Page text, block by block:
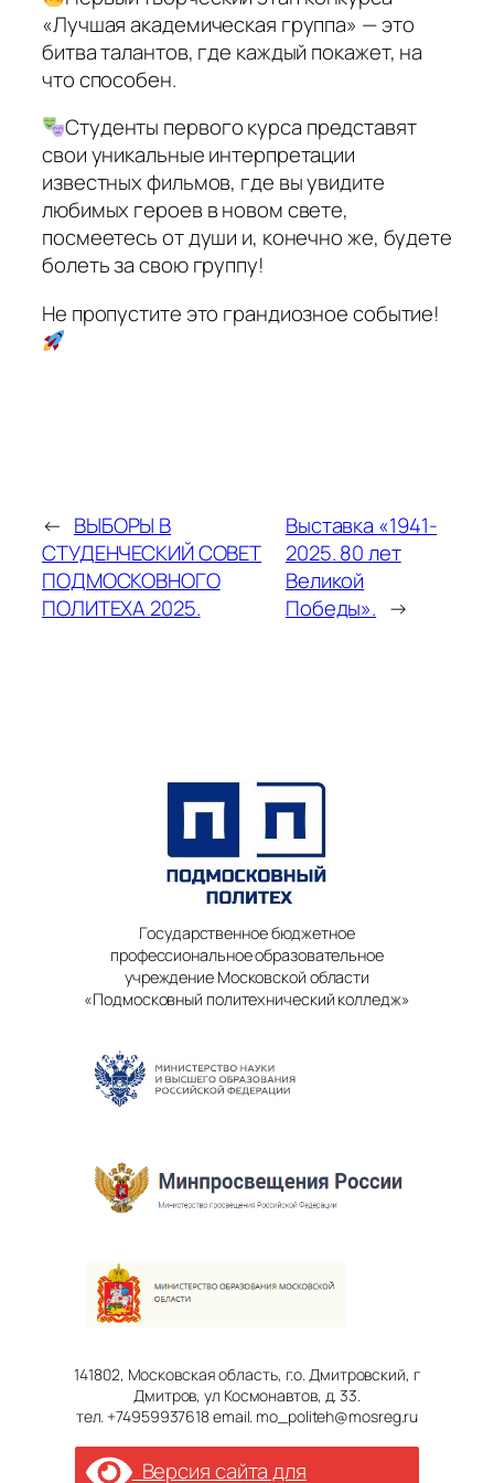
«Лучшая академическая группа» — это
битва талантов, где каждый покажет, на
что способен.
Студенты первого курса представят
свои уникальные интерпретации
известных фильмов, где вы увидите
любимых героев в новом свете,
посмеетесь от души и, конечно же, будете
болеть за свою группу!
Не пропустите это грандиозное событие!
← ВЫБОРЫ В
СТУДЕНЧЕСКИЙ СОВЕТ
ПОДМОСКОВНОГО
ПОЛИТЕХА 2025.
Выставка «1941-
2025. 80 лет
Великой
Победы». →
Государственное бюджетное
профессиональное образовательное
учреждение Московской области
«Подмосковный политехнический колледж»
141802, Московская область, г.о. Дмитровский, г
Дмитров, ул Космонавтов, д. 33.
тел. +74959937618 email. mo_politeh@mosreg.ru
Версия сайта для